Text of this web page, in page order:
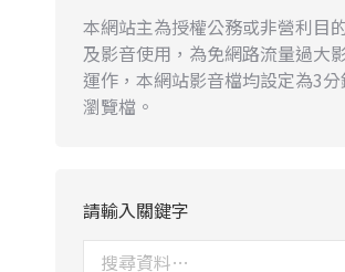
本網站主為授權公務或非營利目
及影音使用，為免網路流量過大
運作，本網站影音檔均設定為3
瀏覽檔。
請輸入關鍵字